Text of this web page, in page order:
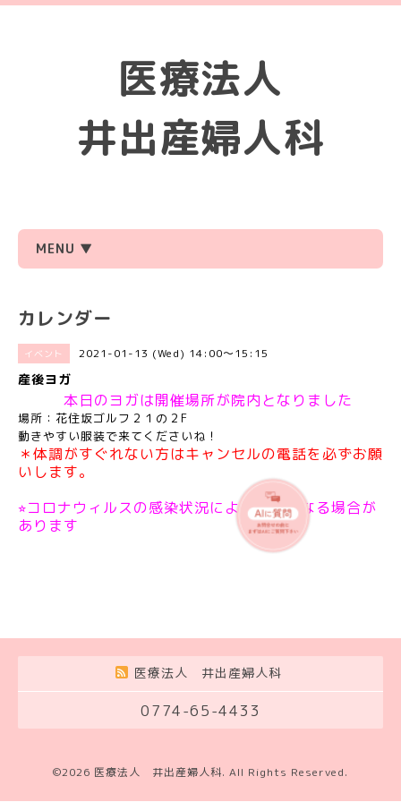
医療法人
井出産婦人科
MENU ▼
カレンダー
イベント 2021-01-13 (Wed) 14:00～15:15
産後ヨガ
本日のヨガは開催場所が院内となりました
場所：花住坂ゴルフ２１の２F
動きやすい服装で来てくださいね！
＊体調がすぐれない方はキャンセルの電話を必ずお願
いします。
⭐︎コロナウィルスの感染状況により中止となる場合が
あります
医療法人 井出産婦人科
0774-65-4433
©2026 医療法人 井出産婦人科. All Rights Reserved.